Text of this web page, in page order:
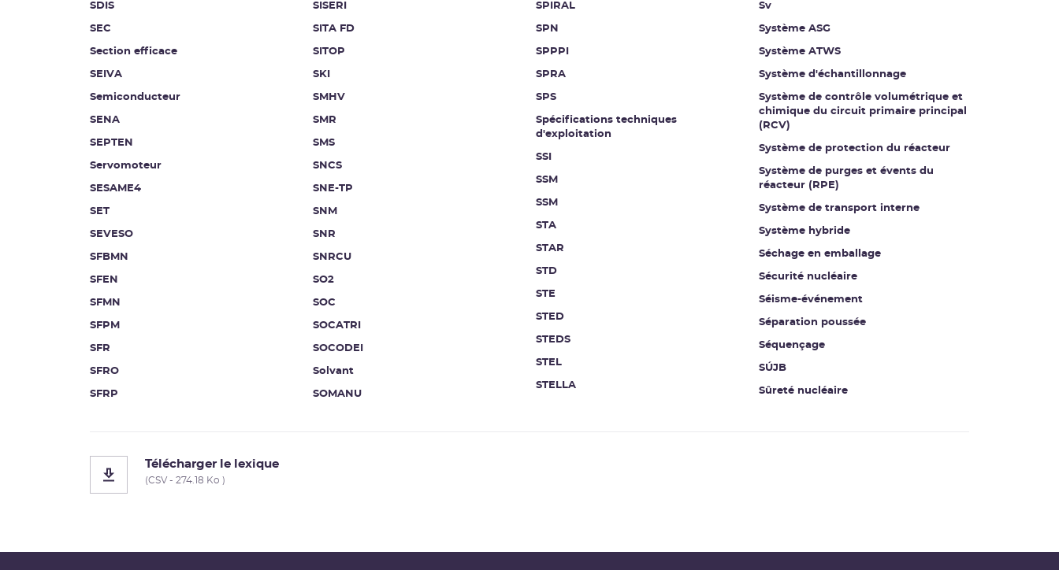
SDIS
SEC
Section efficace
SEIVA
Semiconducteur
SENA
SEPTEN
Servomoteur
SESAME4
SET
SEVESO
SFBMN
SFEN
SFMN
SFPM
SFR
SFRO
SFRP
SISERI
SITA FD
SITOP
SKI
SMHV
SMR
SMS
SNCS
SNE-TP
SNM
SNR
SNRCU
SO2
SOC
SOCATRI
SOCODEI
Solvant
SOMANU
SPIRAL
SPN
SPPPI
SPRA
SPS
Spécifications techniques
d'exploitation
SSI
SSM
SSM
STA
STAR
STD
STE
STED
STEDS
STEL
STELLA
Sv
Système ASG
Système ATWS
Système d'échantillonnage
Système de contrôle volumétrique et
chimique du circuit primaire principal
(RCV)
Système de protection du réacteur
Système de purges et évents du
réacteur (RPE)
Système de transport interne
Système hybride
Séchage en emballage
Sécurité nucléaire
Séisme-événement
Séparation poussée
Séquençage
SÚJB
Sûreté nucléaire
Télécharger le lexique
(CSV - 274.18 Ko )